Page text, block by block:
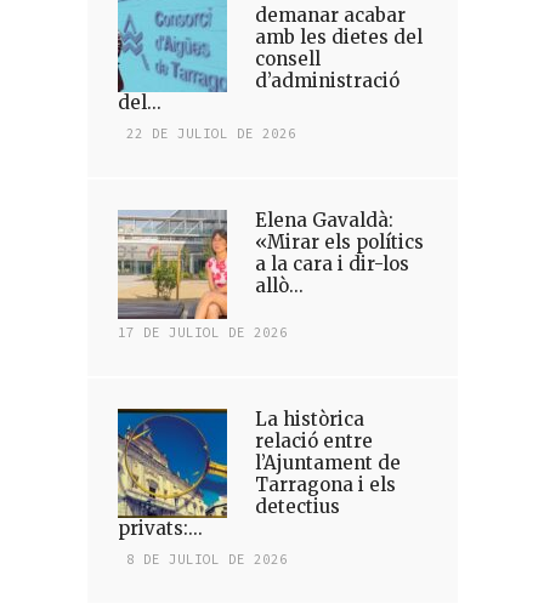
demanar acabar
amb les dietes del
consell
d’administració
del...
22 DE JULIOL DE 2026
Elena Gavaldà:
«Mirar els polítics
a la cara i dir-los
allò...
17 DE JULIOL DE 2026
La històrica
relació entre
l’Ajuntament de
Tarragona i els
detectius
privats:...
8 DE JULIOL DE 2026